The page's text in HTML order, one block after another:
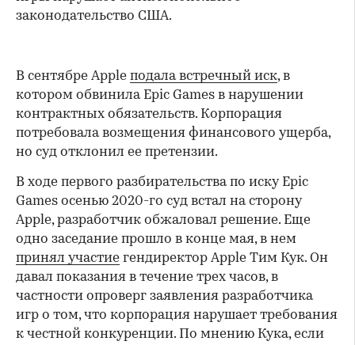
законодательство США.
В сентябре Apple подала встречный иск, в
котором обвинила Epic Games в нарушении
контрактных обязательств. Корпорация
потребовала возмещения финансового ущерба,
но суд отклонил ее претензии.
В ходе первого разбирательства по иску Epic
Games осенью 2020-го суд встал на сторону
Apple, разработчик обжаловал решение. Еще
одно заседание прошло в конце мая, в нем
принял участие гендиректор Apple Тим Кук. Он
давал показания в течение трех часов, в
частности опроверг заявления разработчика
игр о том, что корпорация нарушает требования
к честной конкуренции. По мнению Кука, если